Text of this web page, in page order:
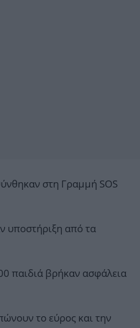
στη Γραμμή SOS
υποστήριξη από τα
παιδιά βρήκαν ασφάλεια
το εύρος και την